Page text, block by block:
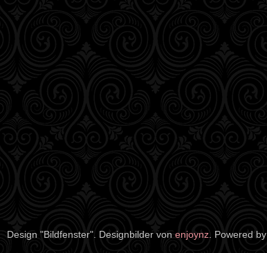
Design "Bildfenster". Designbilder von enjoynz. Powered by